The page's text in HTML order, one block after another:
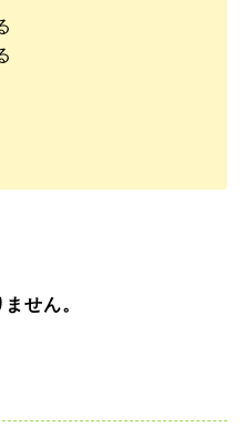
せん。